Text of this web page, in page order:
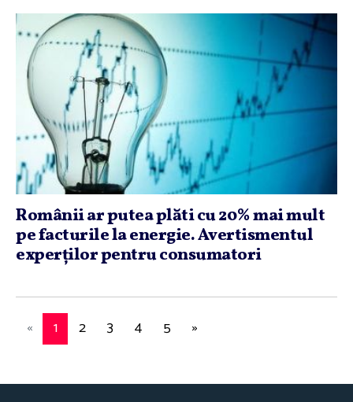
Românii ar putea plăti cu 20% mai mult
pe facturile la energie. Avertismentul
experţilor pentru consumatori
« 1 2 3 4 5 »